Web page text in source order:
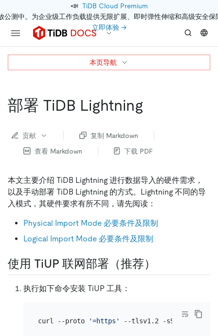
📣 TiDB Cloud Premium
公测中。为企业级工作负载提供无限扩展、即时弹性伸缩和高级安全保
立即体验 →
部署 TiDB Lightning
贡献
复制 Markdown
查看 Markdown
下载 PDF
本文主要介绍 TiDB Lightning 进行数据导入的硬件需求，
以及手动部署 TiDB Lightning 的方式。Lightning 不同的导
入模式，其硬件要求有所不同，请先阅读：
Physical Import Mode 必要条件及限制
Logical Import Mode 必要条件及限制
使用 TiUP 联网部署（推荐）
执行如下命令安装 TiUP 工具：
curl --proto '=https'
本页导航